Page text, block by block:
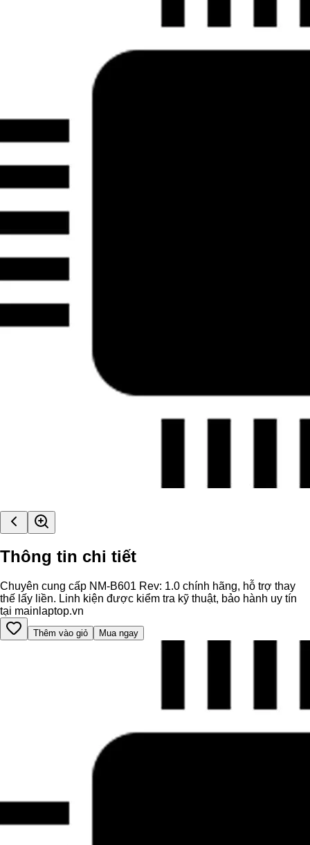
Thông tin chi tiết
Chuyên cung cấp NM-B601 Rev: 1.0 chính hãng, hỗ trợ thay
thế lấy liền. Linh kiện được kiểm tra kỹ thuật, bảo hành uy tín
tại mainlaptop.vn
Thêm vào giỏ Mua ngay